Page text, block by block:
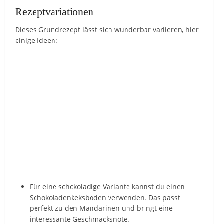
Rezeptvariationen
Dieses Grundrezept lässt sich wunderbar variieren, hier
einige Ideen:
Für eine schokoladige Variante kannst du einen
Schokoladenkeksboden verwenden. Das passt
perfekt zu den Mandarinen und bringt eine
interessante Geschmacksnote.